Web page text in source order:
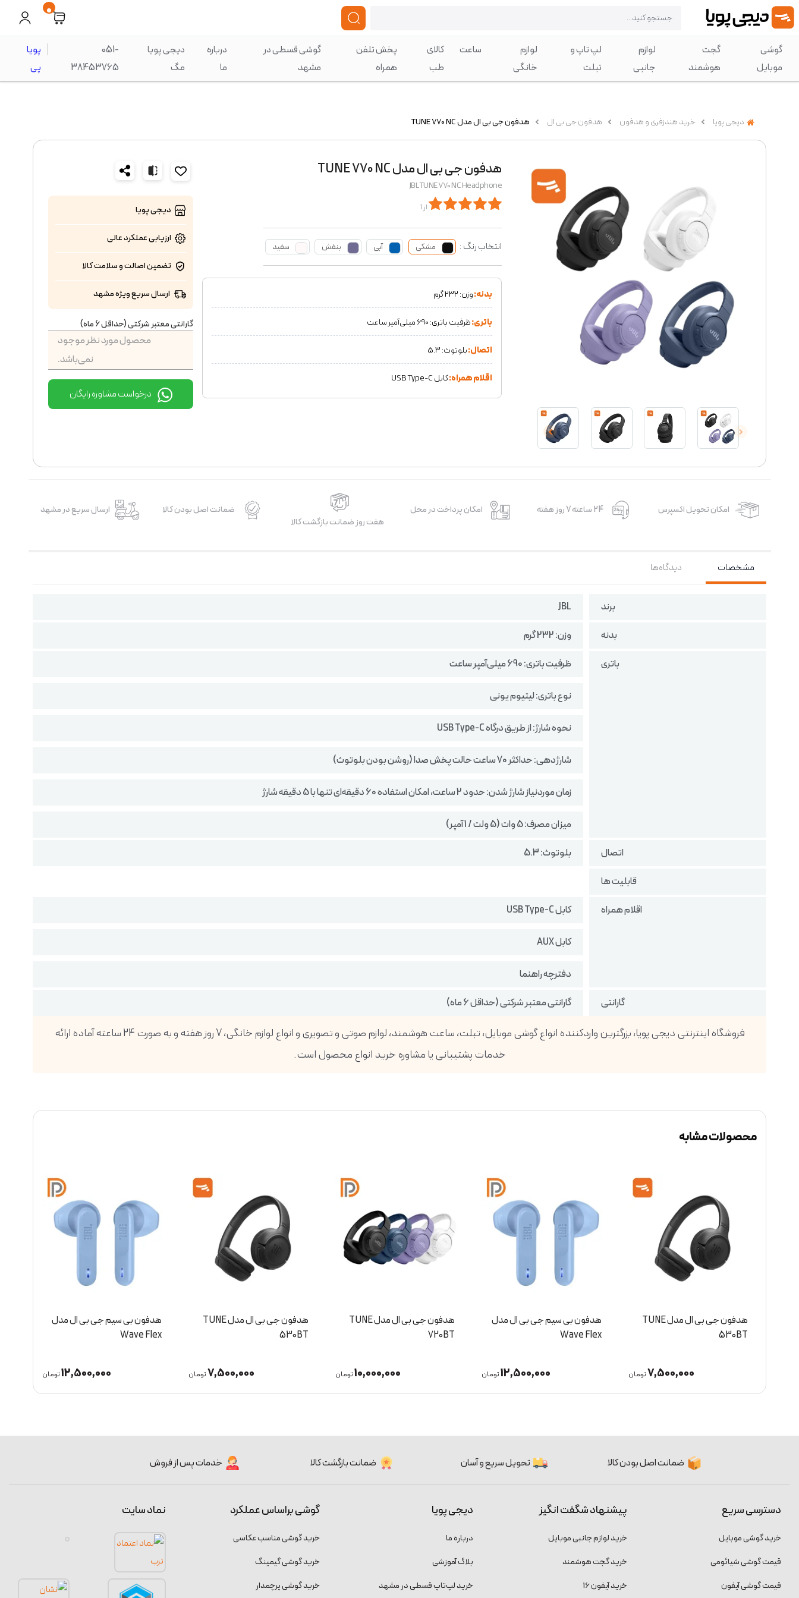
0
گوشی
موبایل
گجت
هوشمند
لوازم
جانبی
لپ تاپ و
تبلت
لوازم
خانگی
ساعت
کالای
طب
پخش تلفن
همراه
گوشی قسطی در
مشهد
درباره
ما
دیجی پویا
مگ
051-
38453765
پویا
پی
دیجی پویا خرید هندزفری و هدفون هدفون جی بی ال هدفون جی بی ال مدل TUNE 770 NC
هدفون جی بی ال مدل TUNE 770 NC
JBL TUNE 770 NC Headphone
از 1
انتخاب رنگ : مشکی آبی بنفش سفید
بدنه:وزن: 232 گرم
باتری:ظرفیت باتری: 690 میلی‌آمپر ساعت
اتصال:بلوتوث: 5.3
اقلام همراه:کابل USB Type-C
دیجی پویا
ارزیابی عملکردعالی
تضمین اصالت و سلامت کالا
ارسال سریع ویژه مشهد
گارانتی معتبر شرکتی (حداقل 6 ماه)
محصول مورد نظر موجود
نمی‌باشد.
درخواست مشاوره رایگان
امکان تحویل اکسپرس 24 ساعته 7 روز هفته
امکان پرداخت در محل
هفت روز ضمانت بازگشت کالا
ضمانت اصل بودن کالا ارسال سریع در مشهد
مشخصات دیدگاه‌ها
برند
JBL
بدنه
وزن: 232 گرم
باتری
ظرفیت باتری: 690 میلی‌آمپر ساعت
نوع باتری: لیتیوم یونی
نحوه شارژ: از طریق درگاه USB Type-C
شارژدهی: حداکثر 70 ساعت حالت پخش صدا (روشن بودن بلوتوث)
زمان موردنیاز شارژ شدن: حدود 2 ساعت، امکان استفاده 60 دقیقه‌ای تنها با 5 دقیقه شارژ
میزان مصرف: 5 وات (5 ولت / 1 آمپر)
اتصال
بلوتوث: 5.3
قابلیت ها
اقلام همراه
کابل USB Type-C
کابل AUX
دفترچه راهنما
گارانتی
گارانتی معتبر شرکتی (حداقل 6 ماه)
فروشگاه اینترنتی دیجی پویا، بزرگترین واردکننده انواع گوشی موبایل، تبلت، ساعت هوشمند، لوازم صوتی و تصویری و انواع لوازم خانگی، 7 روز هفته و به صورت 24 ساعته آماده ارائه
خدمات پشتیبانی یا مشاوره خرید انواع محصول است.
محصولات مشابه
هدفون بی سیم جی بی ال مدل
Wave Flex
12,500,000تومان
هدفون جی بی ال مدل TUNE
720BT
10,000,000 تومان
هدفون جی بی ال مدل TUNE
530BT
7,500,000تومان
هدفون بی سیم جی بی ال مدل
Wave Flex
12,500,000 تومان
هدفون جی بی ال مدل TUNE
720BT
10,000,000 تومان
ضمانت اصل بودن کالا تحویل سریع و آسان ضمانت بازگشت کالا خدمات پس از فروش
دسترسی سریع
خرید گوشی موبایل
قیمت گوشی شیائومی
قیمت گوشی آیفون
پیشنهاد شگفت انگیز
خرید لوازم جانبی موبایل
خرید گجت هوشمند
خرید آیفون 16
دیجی پویا
درباره ما
بلاگ آموزشی
خرید لپ‌تاپ قسطی در مشهد
گوشی براساس عملکرد
خرید گوشی مناسب عکاسی
خرید گوشی گیمینگ
خرید گوشی پرچمدار
نماد سایت